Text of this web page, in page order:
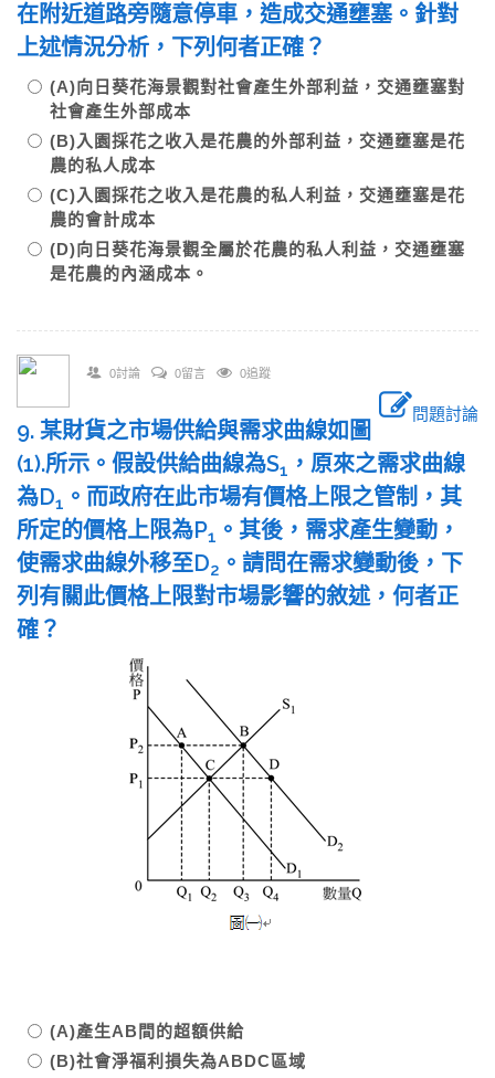
在附近道路旁隨意停車，造成交通壅塞。針對
上述情況分析，下列何者正確？
(A)向日葵花海景觀對社會產生外部利益，交通壅塞對
社會產生外部成本
(B)入園採花之收入是花農的外部利益，交通壅塞是花
農的私人成本
(C)入園採花之收入是花農的私人利益，交通壅塞是花
農的會計成本
(D)向日葵花海景觀全屬於花農的私人利益，交通壅塞
是花農的內涵成本。
0討論 0留言 0追蹤
問題討論
9. 某財貨之市場供給與需求曲線如圖
(1).所示。假設供給曲線為S1 ，原來之需求曲線
為D1 。而政府在此市場有價格上限之管制，其
所定的價格上限為P1 。其後，需求產生變動，
使需求曲線外移至D2 。請問在需求變動後，下
列有關此價格上限對市場影響的敘述，何者正
確？
(A)產生AB間的超額供給
(B)社會淨福利損失為ABDC區域